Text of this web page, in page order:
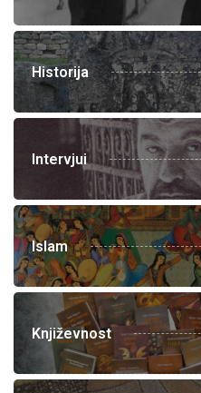
Historija
Intervjui
Islam
Književnost